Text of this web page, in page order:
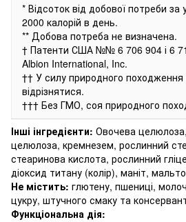
* Відсоток від добової потреби
2000 калорій в день.
** Добова потреба не визначена.
† Патенти США №№ 6 706 904 і 6
Albion International, Inc.
†† У силу природного походження
відрізнятися.
††† Без ГМО, соя природного
Інші інгредієнти: Овочева
целюлоза, кремнезем, рослинний
стеаринова кислота, рослинний
діоксид титану (колір), маніт,
Не містить: глютену, пшениці,
цукру, штучного смаку та
Функціональна дія: